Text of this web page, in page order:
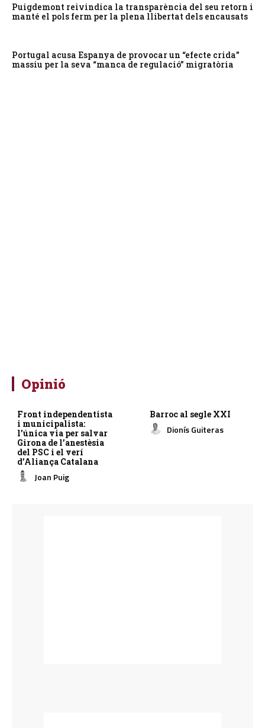
Puigdemont reivindica la transparència del seu retorn i
manté el pols ferm per la plena llibertat dels encausats
Portugal acusa Espanya de provocar un “efecte crida”
massiu per la seva “manca de regulació” migratòria
Opinió
Front independentista
i municipalista:
l’única via per salvar
Girona de l’anestèsia
del PSC i el verí
d’Aliança Catalana
Joan Puig
Barroc al segle XXI
Dionís Guiteras